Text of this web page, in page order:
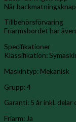
När
Tillbehörsförvaring
Friarmsbordet har
Specifikationer
Klassifikation:
Maskintyp: Mekanisk
Grupp: 4
Garanti: 5 år inkl. delar
Friarm: Ja